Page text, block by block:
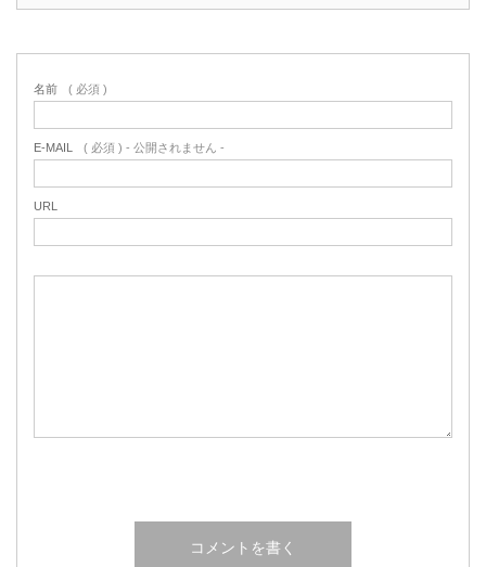
名前 ( 必須 )
E-MAIL ( 必須 ) - 公開されません -
URL